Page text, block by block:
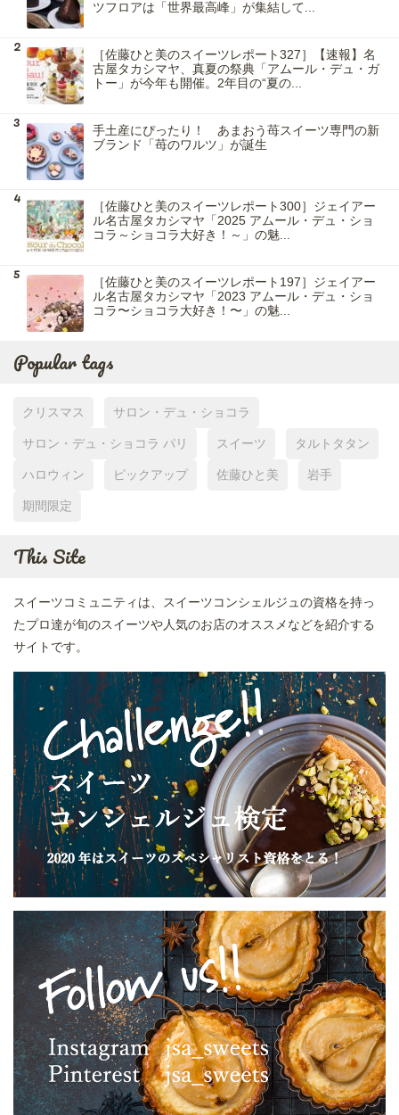
ツフロアは「世界最高峰」が集結して...
［佐藤ひと美のスイーツレポート327］【速報】名
古屋タカシマヤ、真夏の祭典「アムール・デュ・ガ
トー」が今年も開催。2年目の“夏の...
手土産にぴったり！ あまおう苺スイーツ専門の新
ブランド「苺のワルツ」が誕生
［佐藤ひと美のスイーツレポート300］ジェイアー
ル名古屋タカシマヤ「2025 アムール・デュ・ショ
コラ～ショコラ大好き！～」の魅...
［佐藤ひと美のスイーツレポート197］ジェイアー
ル名古屋タカシマヤ「2023 アムール・デュ・ショ
コラ〜ショコラ大好き！〜」の魅...
Popular tags
クリスマス サロン・デュ・ショコラ
サロン・デュ・ショコラ パリ スイーツ タルトタタン
ハロウィン ピックアップ 佐藤ひと美 岩手
期間限定
This Site
スイーツコミュニティは、スイーツコンシェルジュの資格を持っ
たプロ達が旬のスイーツや人気のお店のオススメなどを紹介する
サイトです。